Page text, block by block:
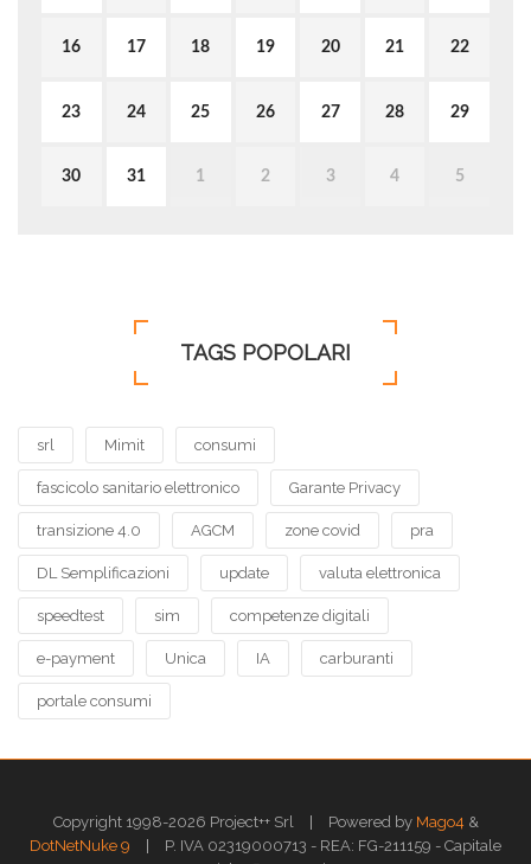
16 17 18 19 20 21 22
23 24 25 26 27 28 29
30 31 1 2 3 4 5
TAGS POPOLARI
srl Mimit consumi
fascicolo sanitario elettronico Garante Privacy
transizione 4.0 AGCM zone covid pra
DL Semplificazioni update valuta elettronica
speedtest sim competenze digitali
e-payment Unica IA carburanti
portale consumi
Copyright 1998-2026 Project++ Srl | Powered by Mago4 &
DotNetNuke 9
|
P. IVA 02319000713 - REA: FG-211159 - Capitale